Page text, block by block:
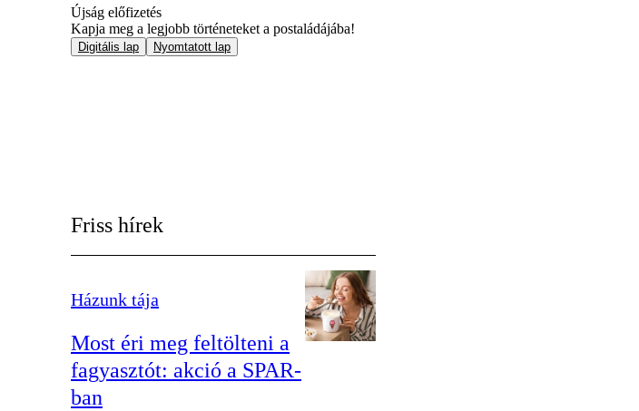
Újság előfizetés
Kapja meg a legjobb történeteket a postaládájába!
Digitális lap Nyomtatott lap
Friss hírek
Házunk tája
Most éri meg feltölteni a
fagyasztót: akció a SPAR-
ban